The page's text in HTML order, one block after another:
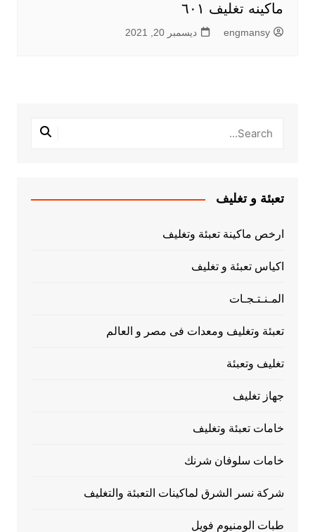
ماكينه تغليف ٦٠١
engmansy ديسمبر 20, 2021
تعبئة و تغليف
ارخص ماكينة تعبئة وتغليف
اكياس تعبئة و تغليف
المـنـتـجـات
تعبئة وتغليف ومعدات فى مصر و العالم
تغليف وتعبئة
جهاز تغليف
خامات تعبئة وتغليف
خامات سلوفان شرنك
شركة نسر الشرق لماكينات التعبئة والتغليف
طبات الومنيوم فويل